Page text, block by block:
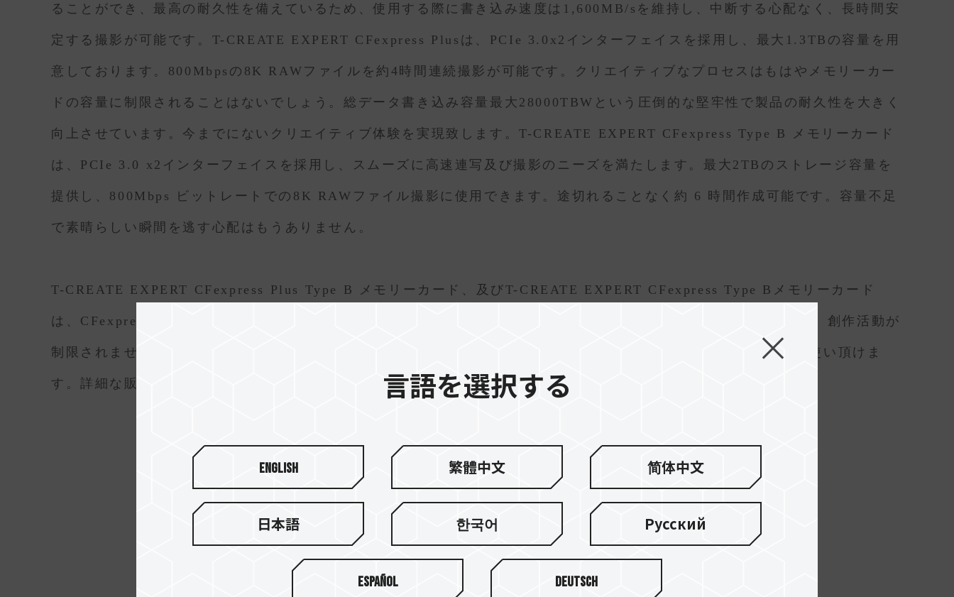
ることができ、最高の耐久性を備えているため、使用する際に書き込み速度は1,600MB/sを維持し、中断する心配なく、長時間安
定する撮影が可能です。T-CREATE EXPERT CFexpress Plusは、PCIe 3.0x2インターフェイスを採用し、最大1.3TBの容量を用
意しております。800Mbpsの8K RAWファイルを約4時間連続撮影が可能です。クリエイティブなプロセスはもはやメモリーカー
ドの容量に制限されることはないでしょう。総データ書き込み容量最大28000TBWという圧倒的な堅牢性で製品の耐久性を大きく
向上させています。今までにないクリエイティブ体験を実現致します。T-CREATE EXPERT CFexpress Type B メモリーカード
は、PCIe 3.0 x2インターフェイスを採用し、スムーズに高速連写及び撮影のニーズを満たします。最大2TBのストレージ容量を
提供し、800Mbps ビットレートでの8K RAWファイル撮影に使用できます。途切れることなく約 6 時間作成可能です。容量不足
で素晴らしい瞬間を逃す心配はもうありません。
T-CREATE EXPERT CFexpress Plus Type B メモリーカード、及びT-CREATE EXPERT CFexpress Type Bメモリーカード
は、CFexpress規格のみならず、厳密な互換性テストを合格し、XQD規格のカメラやビデオカメラとの互換性があり、創作活動が
制限されません 。安心な5年保証を提供致します。保証期間内にデータレスキューサービスを提供し、安心してお使い頂けま
す。詳細な販売情報については、主なチャネルにTEAMGROUPの最新ニュースをご確認ください。
言語を選択する
English 繁體中文 简体中文
日本語 한국어 Русский
Español Deutsch